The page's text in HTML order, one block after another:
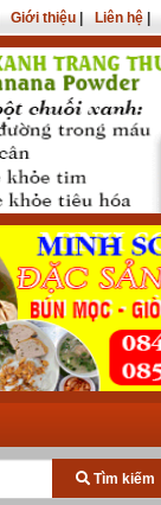
Giới thiệu Liên hệ
Tìm kiếm